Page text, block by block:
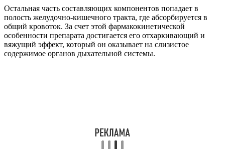
Остальная часть составляющих компонентов попадает в
полость желудочно-кишечного тракта, где абсорбируется в
общий кровоток. За счет этой фармакокинетической
особенности препарата достигается его отхаркивающий и
вяжущий эффект, который он оказывает на слизистое
содержимое органов дыхательной системы.